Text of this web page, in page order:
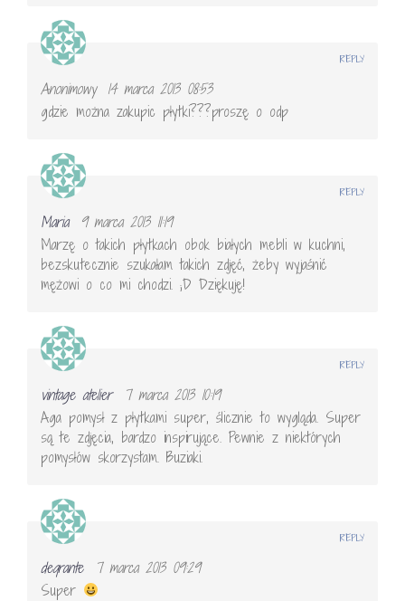
Anonimowy
14 marca 2013 08:53
gdzie można zakupic płytki???proszę o odp
REPLY
Maria
9 marca 2013 11:19
Marzę o takich płytkach obok białych mebli w kuchni,
bezskutecznie szukałam takich zdjęć, żeby wyjaśnić
mężowi o co mi chodzi. ;D Dziękuję!
REPLY
vintage atelier
7 marca 2013 10:19
Aga pomysł z płytkami super, ślicznie to wygląda. Super
są te zdjęcia, bardzo inspirujące. Pewnie z niektórych
pomysłów skorzystam. Buziaki.
REPLY
deqrante
7 marca 2013 09:29
Super
REPLY